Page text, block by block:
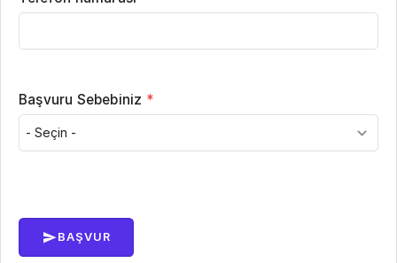
Başvuru Sebebiniz *
BAŞVUR